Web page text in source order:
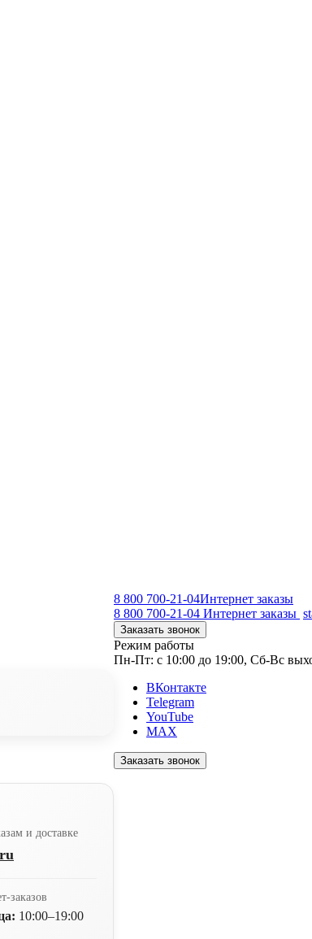
и доставке
заказов
10:00–19:00
8 800 700-21-04Интернет заказы
8 800 700-21-04 Интернет заказы
Заказать звонок
Режим работы
Пн-Пт: с 10:00 до 19:00, Сб-Вс
ВКонтакте
Telegram
YouTube
MAX
Заказать звонок